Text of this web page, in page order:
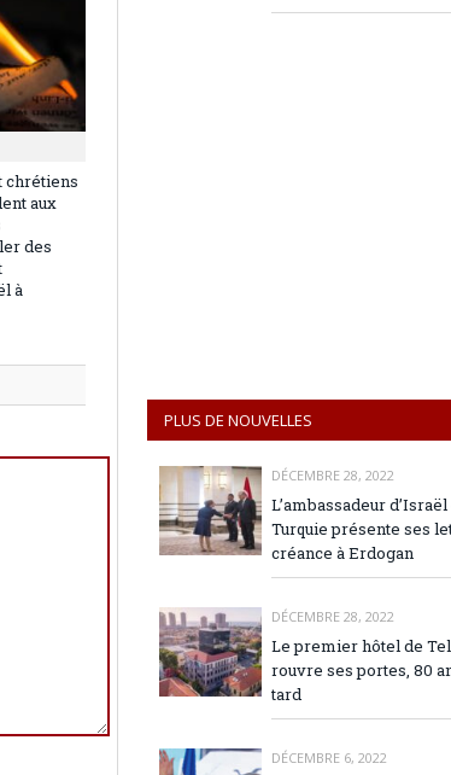
chrétiens
aux
des
à
PLUS DE NOUVELLES
DÉCEMBRE 28, 2022
L’ambassadeur
Turquie présente ses
créance à Erdogan
DÉCEMBRE 28, 2022
Le premier hôtel de
rouvre ses portes, 80
tard
DÉCEMBRE 6, 2022